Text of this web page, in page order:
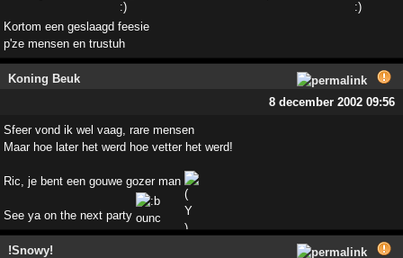
Kortom een geslaagd feesie
p'ze mensen en trustuh
Koning Beuk
8 december 2002 09:56
Sfeer vond ik wel vaag, rare mensen
Maar hoe later het werd hoe vetter het werd!
Ric, je bent een gouwe gozer man
See ya on the next party
!Snowy!